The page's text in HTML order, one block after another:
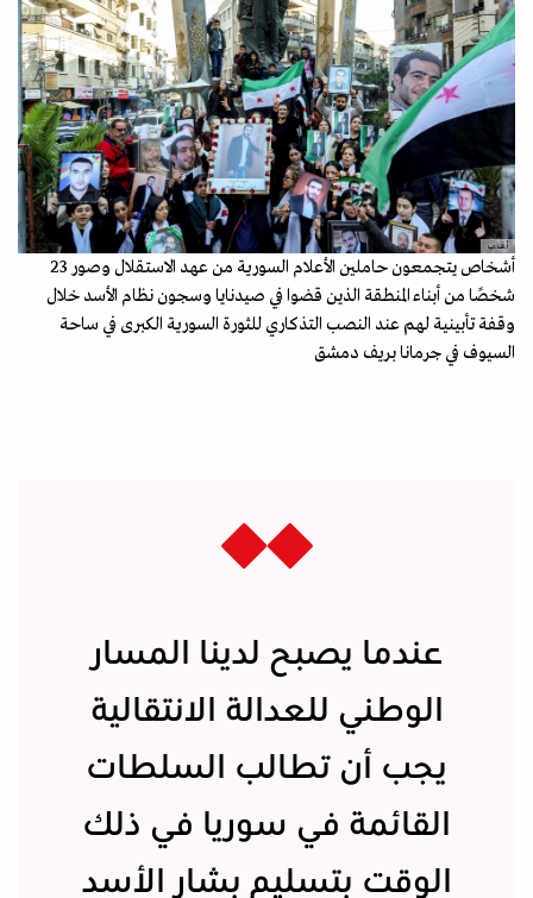
أ.ف.ب
أشخاص يتجمعون حاملين الأعلام السورية من عهد الاستقلال وصور 23
شخصًا من أبناء المنطقة الذين قضوا في صيدنايا وسجون نظام الأسد خلال
وقفة تأبينية لهم عند النصب التذكاري للثورة السورية الكبرى في ساحة
السيوف في جرمانا بريف دمشق
عندما يصبح لدينا المسار
الوطني للعدالة الانتقالية
يجب أن تطالب السلطات
القائمة في سوريا في ذلك
الوقت بتسليم بشار الأسد